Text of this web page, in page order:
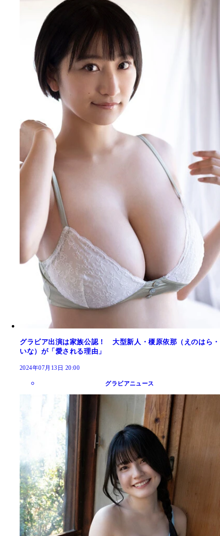
グラビア出演は家族公認！ 大型新人・榎原依那（えのはら・
いな）が「愛される理由」
2024年07月13日 20:00
グラビアニュース